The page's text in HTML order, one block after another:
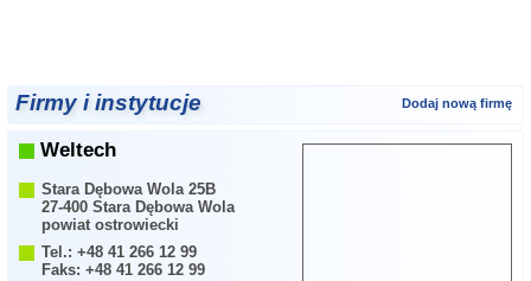
Firmy i instytucje Dodaj nową firmę
Weltech
Stara Dębowa Wola 25B
27-400 Stara Dębowa Wola
powiat ostrowiecki
Tel.: +48 41 266 12 99
Faks: +48 41 266 12 99